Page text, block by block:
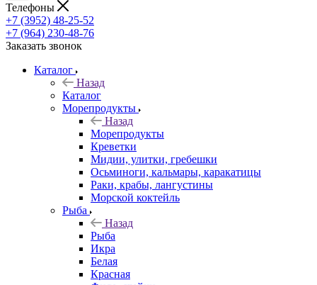
Телефоны
+7 (3952) 48-25-52
+7 (964) 230-48-76
Заказать звонок
Каталог
Назад
Каталог
Морепродукты
Назад
Морепродукты
Креветки
Мидии, улитки, гребешки
Осьминоги, кальмары, каракатицы
Раки, крабы, лангустины
Морской коктейль
Рыба
Назад
Рыба
Икра
Белая
Красная